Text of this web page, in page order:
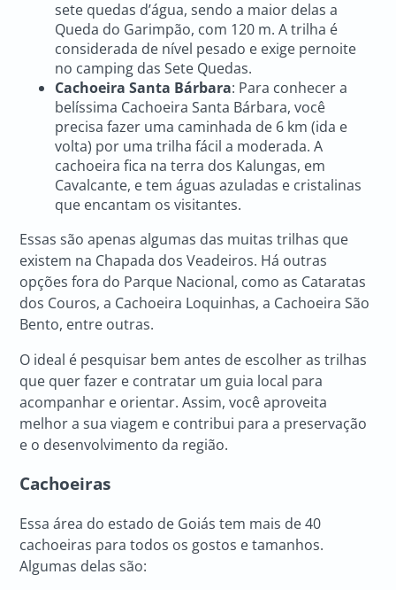
sete quedas d’água, sendo a maior delas a
Queda do Garimpão, com 120 m. A trilha é
considerada de nível pesado e exige pernoite
no camping das Sete Quedas.
Cachoeira Santa Bárbara: Para conhecer a
belíssima Cachoeira Santa Bárbara, você
precisa fazer uma caminhada de 6 km (ida e
volta) por uma trilha fácil a moderada. A
cachoeira fica na terra dos Kalungas, em
Cavalcante, e tem águas azuladas e cristalinas
que encantam os visitantes.
Essas são apenas algumas das muitas trilhas que
existem na Chapada dos Veadeiros. Há outras
opções fora do Parque Nacional, como as Cataratas
dos Couros, a Cachoeira Loquinhas, a Cachoeira São
Bento, entre outras.
O ideal é pesquisar bem antes de escolher as trilhas
que quer fazer e contratar um guia local para
acompanhar e orientar. Assim, você aproveita
melhor a sua viagem e contribui para a preservação
e o desenvolvimento da região.
Cachoeiras
Essa área do estado de Goiás tem mais de 40
cachoeiras para todos os gostos e tamanhos.
Algumas delas são: